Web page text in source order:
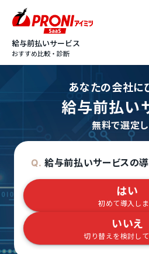
給与前払いサービス
おすすめ比較・診断
あなたの会社に
給与前払い
無料で選定し
Q. 給与前払いサービスの
はい
初めて導入し
いいえ
切り替えを検討し